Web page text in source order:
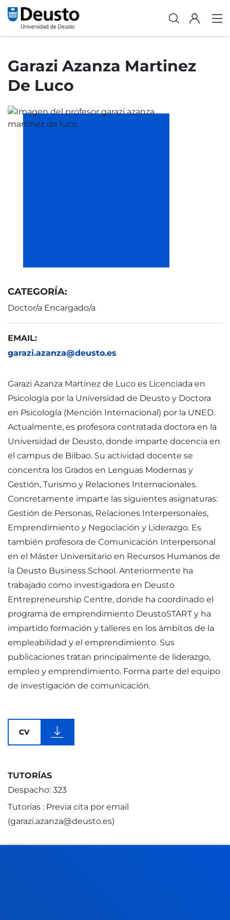
Garazi Azanza Martinez
De Luco
CATEGORÍA:
Doctor/a Encargado/a
EMAIL:
garazi.azanza@deusto.es
Garazi Azanza Martínez de Luco es Licenciada en
Psicología por la Universidad de Deusto y Doctora
en Psicología (Mención Internacional) por la UNED.
Actualmente, es profesora contratada doctora en la
Universidad de Deusto, donde imparte docencia en
el campus de Bilbao. Su actividad docente se
concentra los Grados en Lenguas Modernas y
Gestión, Turismo y Relaciones Internacionales.
Concretamente imparte las siguientes asignaturas:
Gestión de Personas, Relaciones Interpersonales,
Emprendimiento y Negociación y Liderazgo. Es
también profesora de Comunicación Interpersonal
en el Máster Universitario en Recursos Humanos de
la Deusto Business School. Anteriormente ha
trabajado como investigadora en Deusto
Entrepreneurship Centre, donde ha coordinado el
programa de emprendimiento DeustoSTART y ha
impartido formación y talleres en los ámbitos de la
empleabilidad y el emprendimiento. Sus
publicaciones tratan principalmente de liderazgo,
empleo y emprendimiento. Forma parte del equipo
de investigación de comunicación.
CV
TUTORÍAS
Despacho: 323
Tutorías : Previa cita por email
(garazi.azanza@deusto.es)